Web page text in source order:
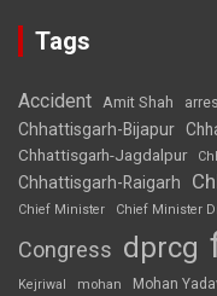
Tags
Accident Amit Shah
Chhattisgarh-Bijapur
Chhattisgarh-Jagdalpur
Chhattisgarh-Raigarh
Chief Minister
Chief Minister
Congress dprcg
Kejriwal mohan Mohan